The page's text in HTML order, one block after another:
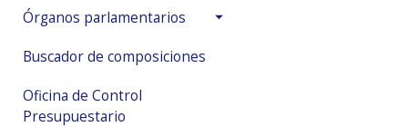
Órganos parlamentarios
Buscador de composiciones
Oficina de Control
Presupuestario